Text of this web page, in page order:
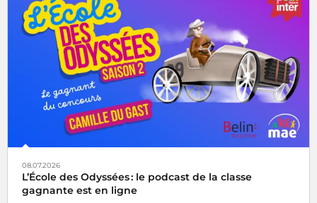
08.07.2026
L’École des Odyssées : le podcast de la classe
gagnante est en ligne